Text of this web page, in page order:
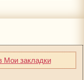
Мои закладки